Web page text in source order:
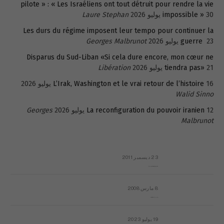
pilote » : « Les Israéliens ont tout détruit pour rendre la vie
impossible » 30 يوليو 2026
Laure Stephan
Les durs du régime imposent leur tempo pour continuer la
guerre 23 يوليو 2026
Georges Malbrunot
Disparus du Sud-Liban «Si cela dure encore, mon cœur ne
tiendra pas» 21 يوليو 2026
Libération
L’Irak, Washington et le vrai retour de l’histoire 16 يوليو 2026
Walid Sinno
La reconfiguration du pouvoir iranien 12 يوليو 2026
Georges
Malbrunot
23 ديسمبر 2011
8 مارس 2008
19 يوليو 2023